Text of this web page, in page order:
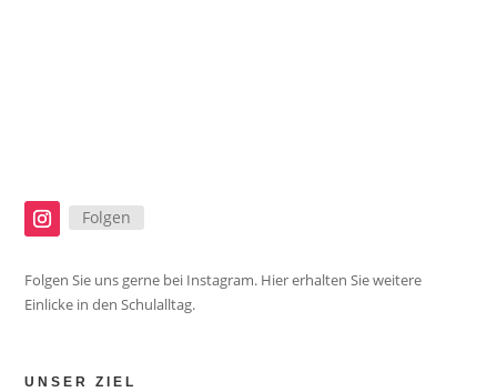
Folgen
Folgen Sie uns gerne bei Instagram. Hier erhalten Sie weitere
Einlicke in den Schulalltag.
UNSER ZIEL